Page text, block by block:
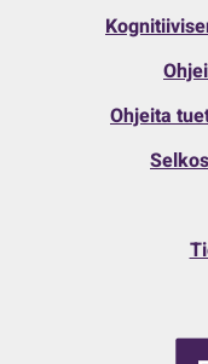
Ohjeita